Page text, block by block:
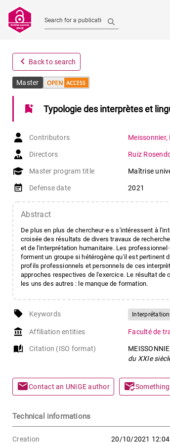
Search for a publication
navigate_before Back to search
Master
bookmark_add Typologie des interprètes et
Contributors Meissonnier,
Directors Ruiz
Master program title Maîtrise
event_note Defense date 2021
Abstract
De plus en plus de chercheur·e·s s'intéressent à
croisée des résultats de divers travaux de
et de l'interprétation humanitaire. Les
forment un groupe si hétérogène qu'il est pertinent
profils professionnels et personnels de ces
approches respectives de l'exercice. Le résultat
les uns des autres : le manque de formation.
local_offer Keywords Interprétation
account_balance Affiliation entities Faculté de
auto_stories Citation (ISO format)
du XXIe
mailContact an UNIGE author mark_email_read
Technical informations
Creation 20/10/2021